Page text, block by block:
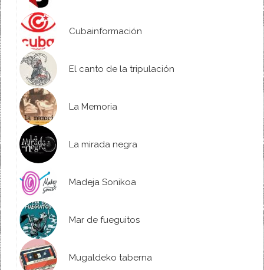
Cubainformación
El canto de la tripulación
La Memoria
La mirada negra
Madeja Sonikoa
Mar de fueguitos
Mugaldeko taberna